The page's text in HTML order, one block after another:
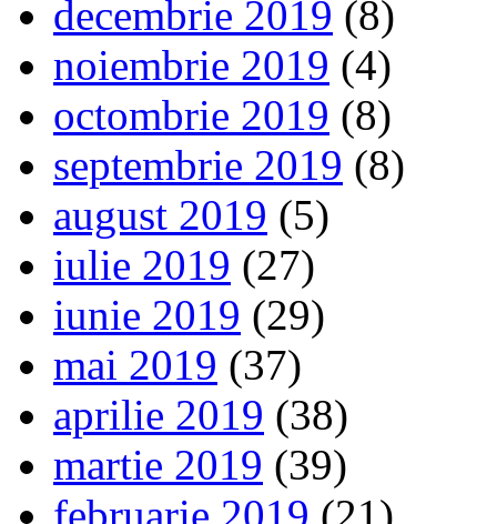
decembrie 2019 (8)
noiembrie 2019 (4)
octombrie 2019 (8)
septembrie 2019 (8)
august 2019 (5)
iulie 2019 (27)
iunie 2019 (29)
mai 2019 (37)
aprilie 2019 (38)
martie 2019 (39)
februarie 2019 (21)